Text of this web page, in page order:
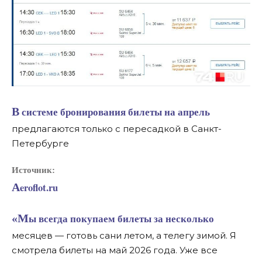
В системе бронирования билеты на апрель
предлагаются только с пересадкой в Санкт-
Петербурге
Источник:
Aeroflot.ru
«Мы всегда покупаем билеты за несколько
месяцев — готовь сани летом, а телегу зимой. Я
смотрела билеты на май 2026 года. Уже все